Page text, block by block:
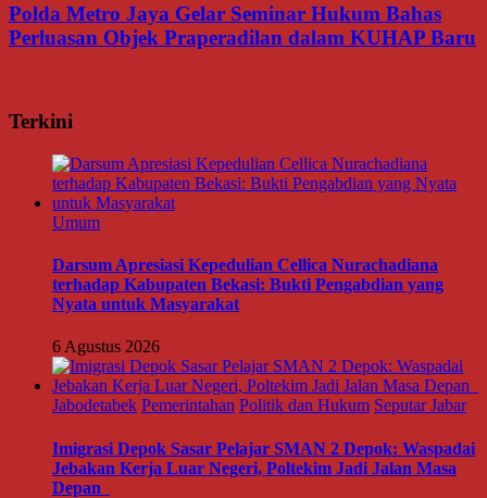
Polda Metro Jaya Gelar Seminar Hukum Bahas
Perluasan Objek Praperadilan dalam KUHAP Baru
Terkini
Umum
Darsum Apresiasi Kepedulian Cellica Nurachadiana
terhadap Kabupaten Bekasi: Bukti Pengabdian yang
Nyata untuk Masyarakat
6 Agustus 2026
Jabodetabek Pemerintahan Politik dan Hukum Seputar Jabar
Imigrasi Depok Sasar Pelajar SMAN 2 Depok: Waspadai
Jebakan Kerja Luar Negeri, Poltekim Jadi Jalan Masa
Depan